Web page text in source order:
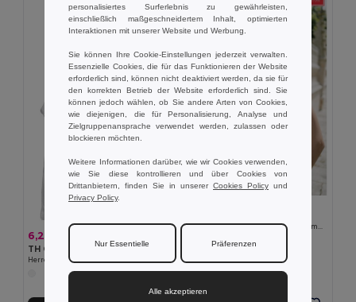
6,24 €
TH Clothes 30121
personalisiertes Surferlebnis zu gewährleisten,
einschließlich maßgeschneidertem Inhalt, optimierten
Interaktionen mit unserer Website und Werbung.
Sie können Ihre Cookie-Einstellungen jederzeit verwalten.
Essenzielle Cookies, die für das Funktionieren der Website
erforderlich sind, können nicht deaktiviert werden, da sie für
den korrekten Betrieb der Website erforderlich sind. Sie
können jedoch wählen, ob Sie andere Arten von Cookies,
wie diejenigen, die für Personalisierung, Analyse und
Zielgruppenansprache verwendet werden, zulassen oder
blockieren möchten.
Weitere Informationen darüber, wie wir Cookies verwenden,
wie Sie diese kontrollieren und über Cookies von
Drittanbietern, finden Sie in unserer Cookies Policy und
Privacy Policy.
Nur Essentielle Präferenzen
Alle akzeptieren